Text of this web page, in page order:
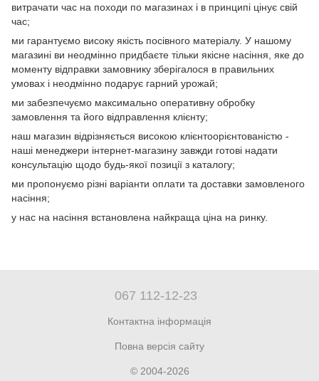
витрачати час на походи по магазинах і в принципі цінує свій
час;
ми гарантуємо високу якість посівного матеріалу. У нашому
магазині ви неодмінно придбаєте тільки якісне насіння, яке до
моменту відправки замовнику зберігалося в правильних
умовах і неодмінно подарує гарний урожай;
ми забезпечуємо максимально оперативну обробку
замовлення та його відправлення клієнту;
наш магазин відрізняється високою клієнтоорієнтованістю -
наші менеджери інтернет-магазину завжди готові надати
консультацію щодо будь-якої позиції з каталогу;
ми пропонуємо різні варіанти оплати та доставки замовленого
насіння;
у нас на насіння встановлена найкраща ціна на ринку.
067 112-12-23
Контактна інформація
Повна версія сайту
© 2004-2026